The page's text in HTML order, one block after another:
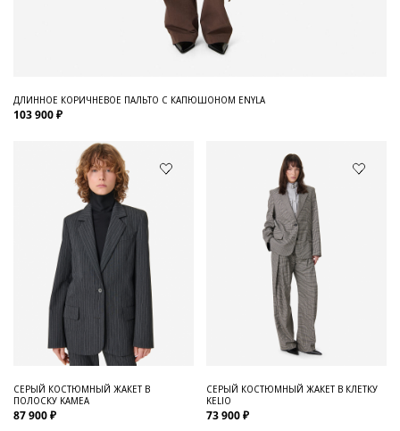
ДЛИННОЕ КОРИЧНЕВОЕ ПАЛЬТО С КАПЮШОНОМ ENYLA
103 900 ₽
СЕРЫЙ КОСТЮМНЫЙ ЖАКЕТ В
ПОЛОСКУ KAMEA
87 900 ₽
СЕРЫЙ КОСТЮМНЫЙ ЖАКЕТ В КЛЕТКУ
KELIO
73 900 ₽